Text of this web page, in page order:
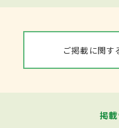
ご掲載に関す
掲